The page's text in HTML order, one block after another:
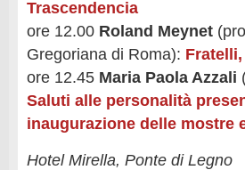
Trascendencia
ore 12.00 Roland Meynet
Gregoriana di Roma):
ore 12.45 Maria Paola Azzali
Saluti alle personalità
inaugurazione delle mostre
Hotel Mirella, Ponte di Legno